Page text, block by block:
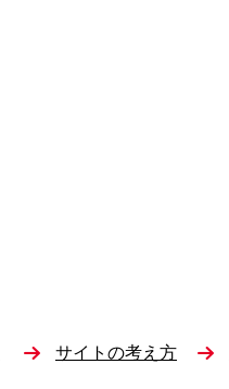
サイトの考え方